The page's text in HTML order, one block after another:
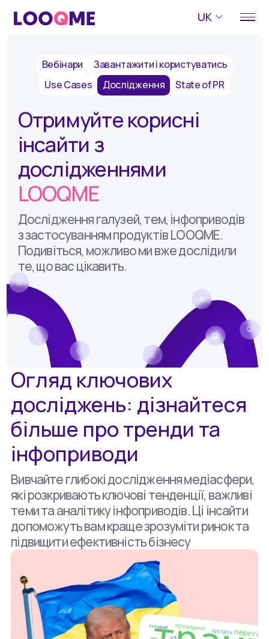
UK
Вебінари
Завантажити і користуватись
Use Cases
Дослідження State of PR
Отримуйте корисні
інсайти з
дослідженнями
LOOQME
Дослідження галузей, тем, інфоприводів
з застосуванням продуктів LOOQME.
Подивіться, можливо ми вже дослідили
те, що вас цікавить.
Огляд ключових
досліджень: дізнайтеся
більше про тренди та
інфоприводи
Вивчайте глибокі дослідження медіасфери,
які розкривають ключові тенденції, важливі
теми та аналітику інфоприводів. Ці інсайти
допоможуть вам краще зрозуміти ринок та
підвищити ефективність бізнесу